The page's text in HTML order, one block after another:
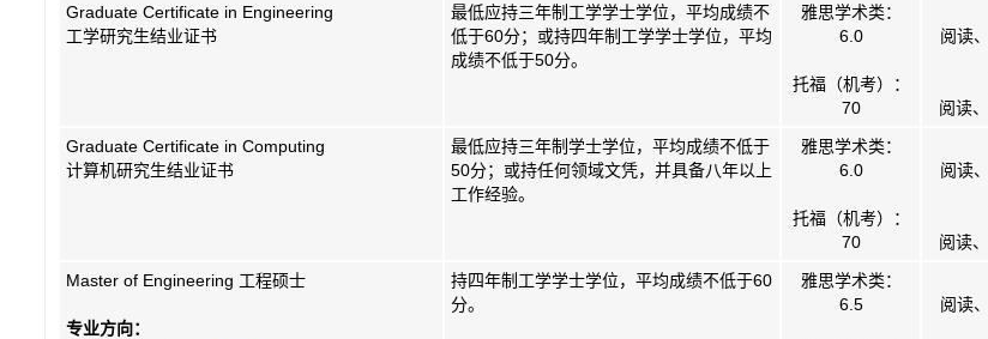
Graduate Certificate in Engineering
工学研究生结业证书
最低应持三年制工学学士学位，平均成绩不
低于60分；或持四年制工学学士学位，平均
成绩不低于50分。
雅思学术类：
6.0
托福（机考）：
70
阅读
阅读
Graduate Certificate in Computing
计算机研究生结业证书
最低应持三年制学士学位，平均成绩不低于
50分；或持任何领域文凭，并具备八年以上
工作经验。
雅思学术类：
6.0
托福（机考）：
70
阅读
阅读
Master of Engineering 工程硕士
专业方向：
持四年制工学学士学位，平均成绩不低于60
分。
雅思学术类：
6.5
阅读